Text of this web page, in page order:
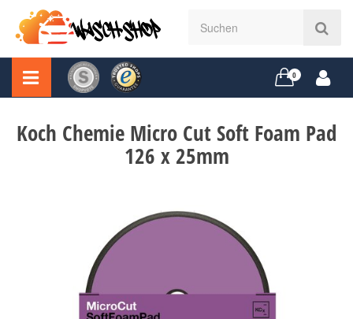
0
Koch Chemie Micro Cut Soft Foam Pad
126 x 25mm